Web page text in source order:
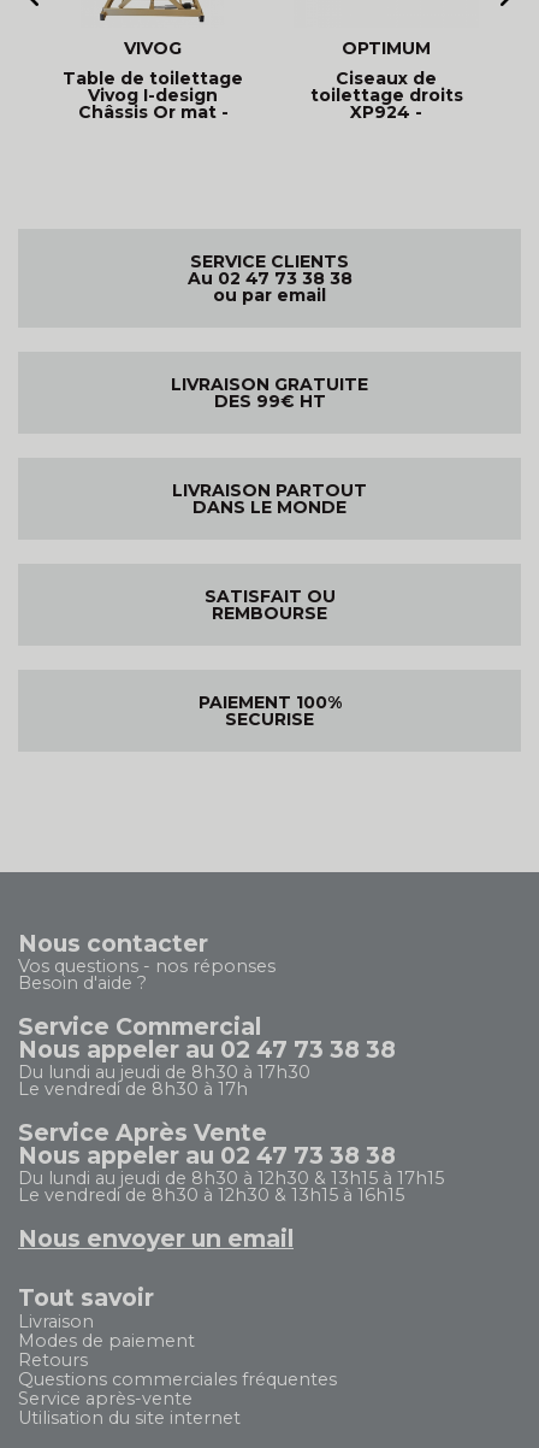
VIVOG
Table de toilettage
Vivog I-design
Châssis Or mat -
OPTIMUM
Ciseaux de
toilettage droits
XP924 -
SERVICE CLIENTS
Au 02 47 73 38 38
ou par email
LIVRAISON GRATUITE
DES 99€ HT
LIVRAISON PARTOUT
DANS LE MONDE
SATISFAIT OU
REMBOURSE
PAIEMENT 100%
SECURISE
Nous contacter
Vos questions - nos réponses
Besoin d'aide ?
Service Commercial
Nous appeler au 02 47 73 38 38
Du lundi au jeudi de 8h30 à 17h30
Le vendredi de 8h30 à 17h
Service Après Vente
Nous appeler au 02 47 73 38 38
Du lundi au jeudi de 8h30 à 12h30 & 13h15 à 17h15
Le vendredi de 8h30 à 12h30 & 13h15 à 16h15
Nous envoyer un email
Tout savoir
Livraison
Modes de paiement
Retours
Questions commerciales fréquentes
Service après-vente
Utilisation du site internet